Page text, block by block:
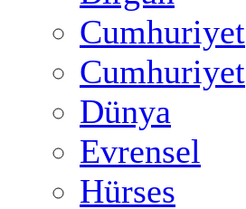
Cumhuriyet
Cumhuriyet
Dünya
Evrensel
Hürses